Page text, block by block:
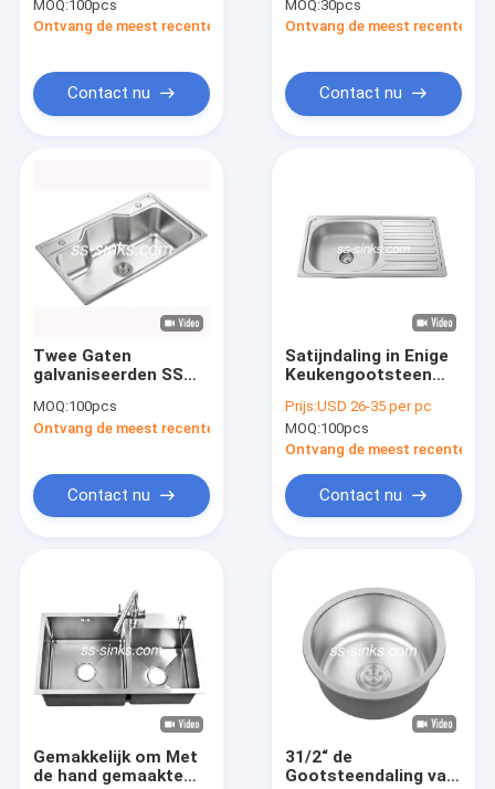
Producten
Videos
Ongeveer ons
Komkeuken met het
Dikke Rubber
MOQ:100pcs
Ontvang de meest recente Prijs
Contact nu
van de Boog Met de
hand gemaakte
MOQ:30pcs
Ontvang de meest recente
Contact nu
Twee Gaten
galvaniseerden SS
800*500*230mm van
Komundermount
MOQ:100pcs
Ontvang de meest recente Prijs
Contact nu
Satijndaling in Enige
Keukengootsteen
0.6mm 0.8mm
Prijs:USD 26-35 per pc
MOQ:100pcs
Ontvang de meest recente
Contact nu
Gemakkelijk om Met
de hand gemaakte
31/2“ de
Gootsteendaling van